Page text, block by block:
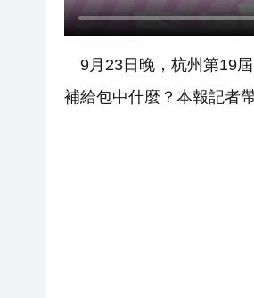
9月23日晚，杭州第19
補給包中什麼？本報記者